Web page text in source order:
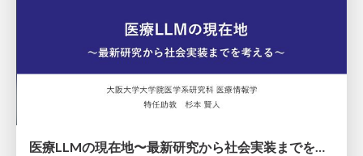
医療LLMの現在地〜最新研究から社会実装までを考える〜